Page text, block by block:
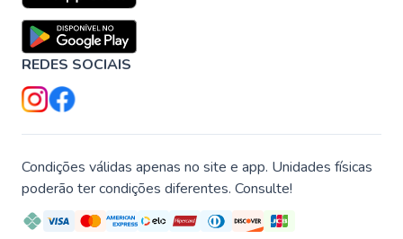
REDES SOCIAIS
Condições válidas apenas no site e app. Unidades físicas
poderão ter condições diferentes. Consulte!